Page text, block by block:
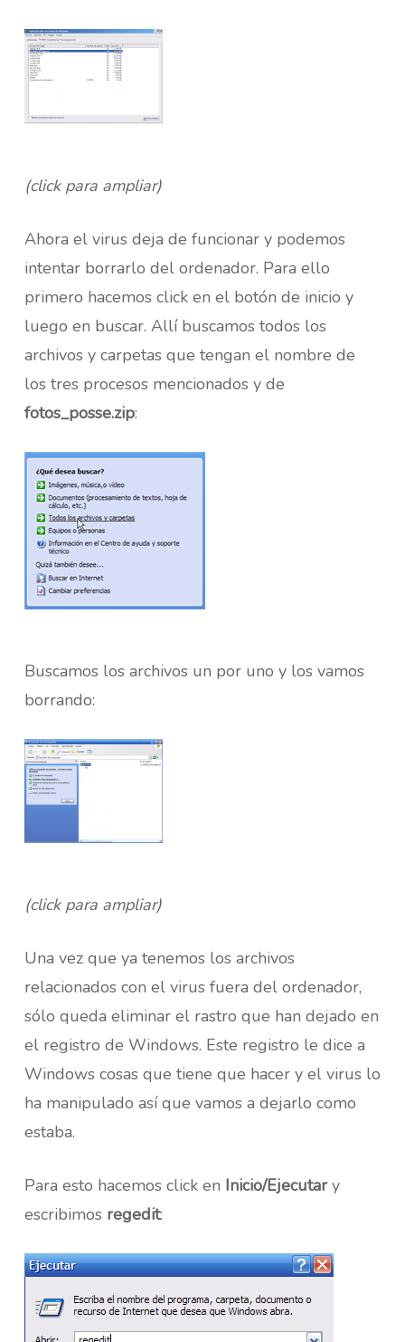
(click para ampliar)
Ahora el virus deja de funcionar y podemos
intentar borrarlo del ordenador. Para ello
primero hacemos click en el botón de inicio y
luego en buscar. Allí buscamos todos los
archivos y carpetas que tengan el nombre de
los tres procesos mencionados y de
fotos_posse.zip:
Buscamos los archivos un por uno y los vamos
borrando:
(click para ampliar)
Una vez que ya tenemos los archivos
relacionados con el virus fuera del ordenador,
sólo queda eliminar el rastro que han dejado en
el registro de Windows. Este registro le dice a
Windows cosas que tiene que hacer y el virus lo
ha manipulado así que vamos a dejarlo como
estaba.
Para esto hacemos click en Inicio/Ejecutary
escribimos regedit: